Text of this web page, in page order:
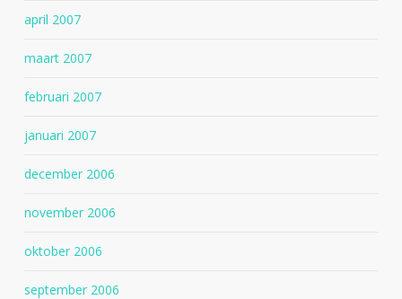
april 2007
maart 2007
februari 2007
januari 2007
december 2006
november 2006
oktober 2006
september 2006